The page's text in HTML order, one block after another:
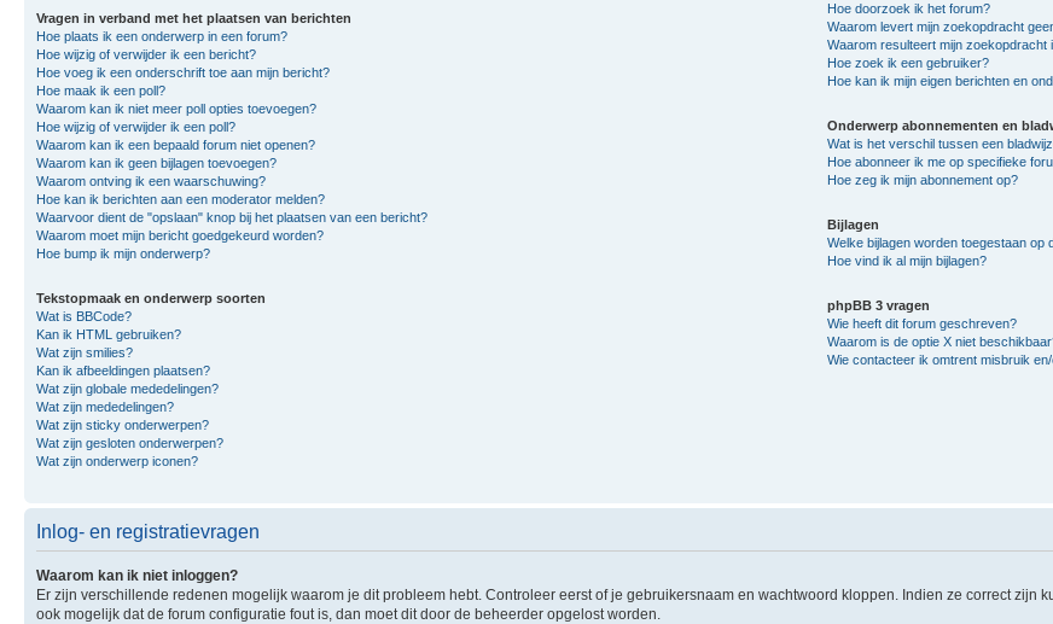
Vragen in verband met het plaatsen van berichten
Hoe plaats ik een onderwerp in een forum?
Hoe wijzig of verwijder ik een bericht?
Hoe voeg ik een onderschrift toe aan mijn bericht?
Hoe maak ik een poll?
Waarom kan ik niet meer poll opties toevoegen?
Hoe wijzig of verwijder ik een poll?
Waarom kan ik een bepaald forum niet openen?
Waarom kan ik geen bijlagen toevoegen?
Waarom ontving ik een waarschuwing?
Hoe kan ik berichten aan een moderator melden?
Waarvoor dient de "opslaan" knop bij het plaatsen van een bericht?
Waarom moet mijn bericht goedgekeurd worden?
Hoe bump ik mijn onderwerp?
Tekstopmaak en onderwerp soorten
Wat is BBCode?
Kan ik HTML gebruiken?
Wat zijn smilies?
Kan ik afbeeldingen plaatsen?
Wat zijn globale mededelingen?
Wat zijn mededelingen?
Wat zijn sticky onderwerpen?
Wat zijn gesloten onderwerpen?
Wat zijn onderwerp iconen?
Hoe doorzoek ik het forum?
Waarom levert mijn zoekopdracht
Waarom resulteert mijn zoekopdracht
Hoe zoek ik een gebruiker?
Hoe kan ik mijn eigen berichten en
Onderwerp abonnementen en
Wat is het verschil tussen een
Hoe abonneer ik me op specifieke
Hoe zeg ik mijn abonnement op?
Bijlagen
Welke bijlagen worden toegestaan op
Hoe vind ik al mijn bijlagen?
phpBB 3 vragen
Wie heeft dit forum geschreven?
Waarom is de optie X niet
Wie contacteer ik omtrent misbruik
Inlog- en registratievragen
Waarom kan ik niet inloggen?
Er zijn verschillende redenen mogelijk waarom je dit probleem hebt. Controleer eerst of je gebruikersnaam en wachtwoord kloppen. Indien ze correct zijn
ook mogelijk dat de forum configuratie fout is, dan moet dit door de beheerder opgelost worden.